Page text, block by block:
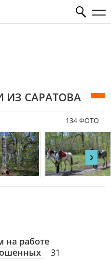
ИЗ САРАТОВА
134 ФОТО
›
на работе
31